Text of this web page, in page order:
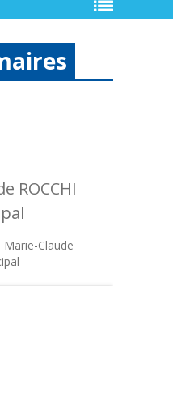
ROCCHI
Marie-Claude